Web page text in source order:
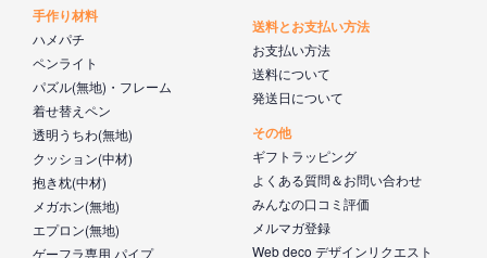
手作り材料
ハメパチ
ペンライト
パズル(無地)・フレーム
着せ替えペン
透明うちわ(無地)
クッション(中材)
抱き枕(中材)
メガホン(無地)
エプロン(無地)
ゲーフラ専用 パイプ
送料とお支払い方法
お支払い方法
送料について
発送日について
その他
ギフトラッピング
よくある質問＆お問い合わせ
みんなの口コミ評価
メルマガ登録
Web deco デザインリクエスト